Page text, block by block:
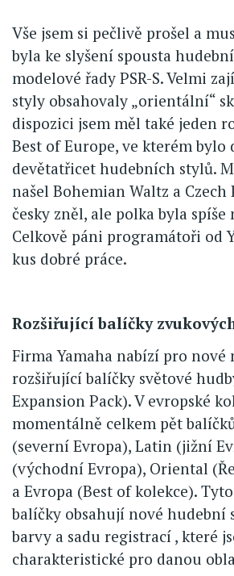
Vše jsem si pečlivě prošel a
byla ke slyšení spousta
modelové řady PSR-S. Velmi
styly obsahovaly „orientální“
dispozici jsem měl také jeden
Best of Europe, ve kterém bylo
devětatřicet hudebních stylů.
našel Bohemian Waltz a Czech
česky zněl, ale polka byla spíše
Celkově páni programátoři od
kus dobré práce.
Rozšiřující balíčky
Firma Yamaha nabízí pro nové
rozšiřující balíčky světové
Expansion Pack). V evropské
momentálně celkem pět
(severní Evropa), Latin (jižní
(východní Evropa), Oriental
a Evropa (Best of kolekce).
balíčky obsahují nové hudební
barvy a sadu registrací , které
charakteristické pro danou